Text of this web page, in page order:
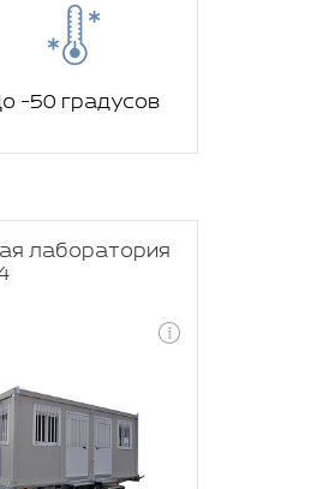
-50 градусов
лаборатория